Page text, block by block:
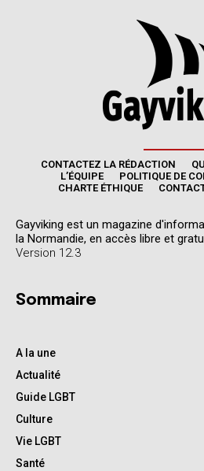
CONTACTEZ LA RÉDACTION
L’ÉQUIPE
POLITIQUE DE
CHARTE ÉTHIQUE
Gayviking est un magazine
la Normandie, en accès libre et
Version 12.3
Sommaire
A la une
Actualité
Guide LGBT
Culture
Vie LGBT
Santé